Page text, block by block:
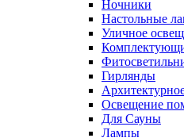
Ночники
Настольные
Уличное
Гирлянды
Освещение
Для Сауны
Лампы